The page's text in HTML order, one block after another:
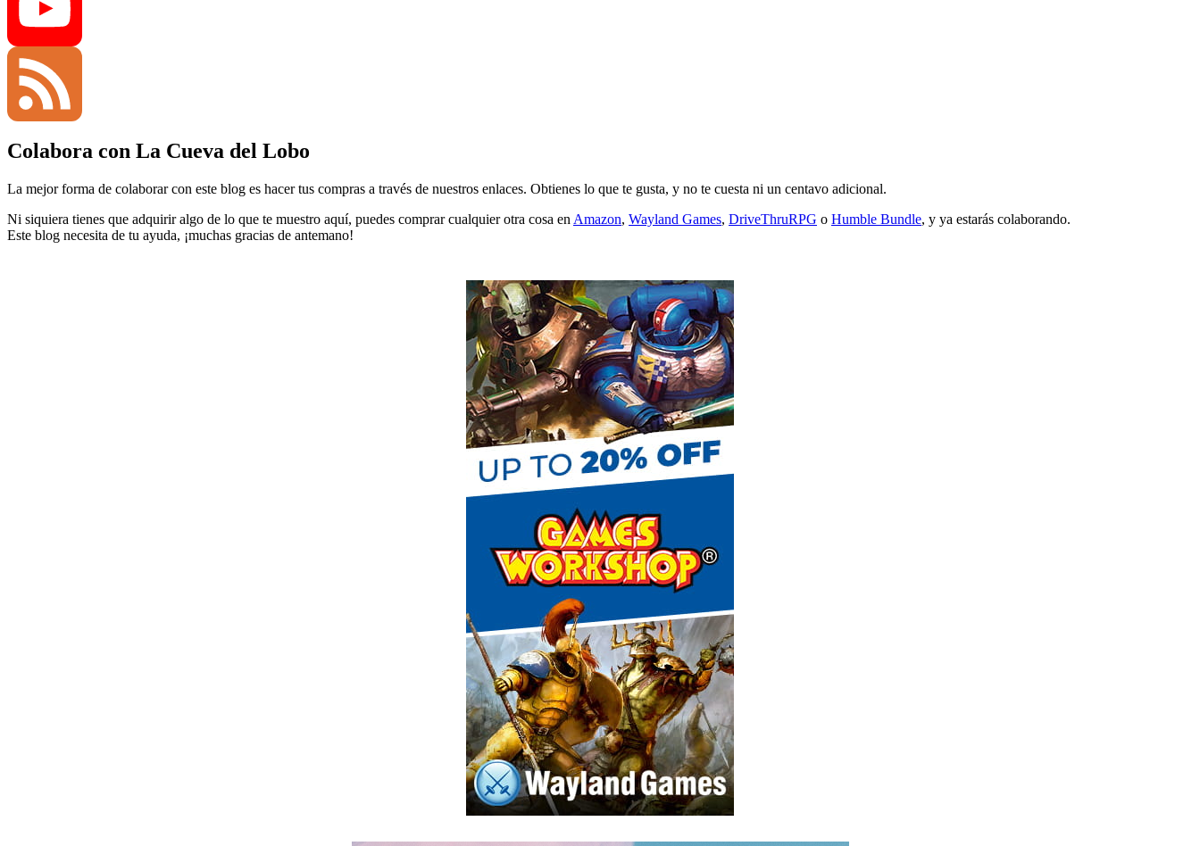
Twitter
YouTube
Channel
Feed
Colabora con La Cueva del Lobo
La mejor forma de colaborar con este blog es hacer tus compras a través de nuestros enlaces. Obtienes lo que te gusta, y no te cuesta ni un centavo adicional.
Ni siquiera tienes que adquirir algo de lo que te muestro aquí, puedes comprar cualquier otra cosa en Amazon, Wayland Games, DriveThruRPG o Humble Bundle, y ya estarás colaborando.
Este blog necesita de tu ayuda, ¡muchas gracias de antemano!